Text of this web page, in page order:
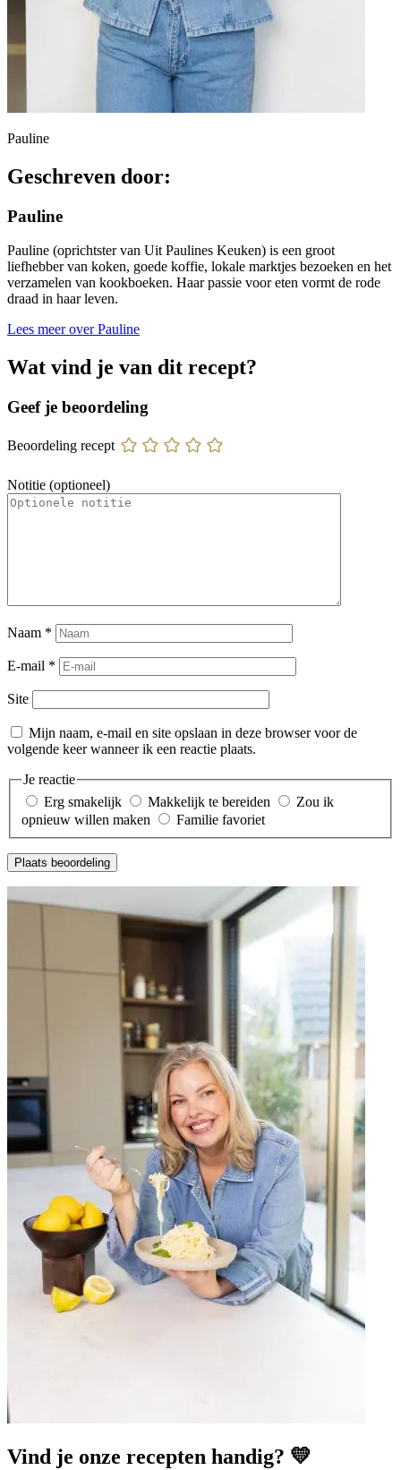
Pauline
Geschreven door:
Pauline
Pauline (oprichtster van Uit Paulines Keuken) is een groot
liefhebber van koken, goede koffie, lokale marktjes bezoeken en het
verzamelen van kookboeken. Haar passie voor eten vormt de rode
draad in haar leven.
Lees meer over Pauline
Wat vind je van dit recept?
Geef je beoordeling
Beoordeling recept
Notitie (optioneel)
Naam *
E-mail *
Site
Mijn naam, e-mail en site opslaan in deze browser voor de
volgende keer wanneer ik een reactie plaats.
Je reactie
Erg smakelijk
Makkelijk te bereiden
Zou ik
opnieuw willen maken
Familie favoriet
Plaats beoordeling
Vind je onze recepten handig? 💛